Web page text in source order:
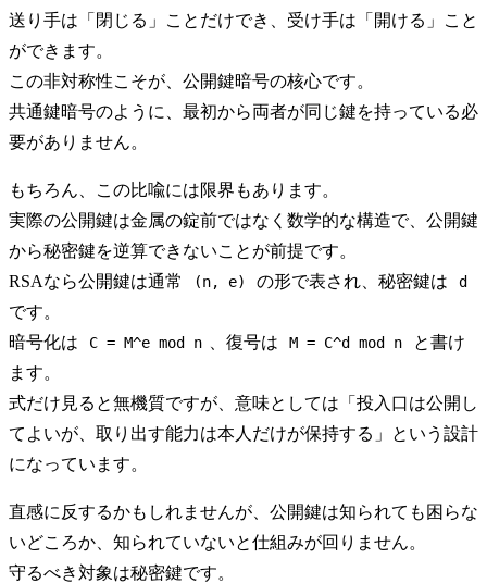
送り手は「閉じる」ことだけでき、受け手は「開ける」こと
ができます。
この非対称性こそが、公開鍵暗号の核心です。
共通鍵暗号のように、最初から両者が同じ鍵を持っている必
要がありません。
もちろん、この比喩には限界もあります。
実際の公開鍵は金属の錠前ではなく数学的な構造で、公開鍵
から秘密鍵を逆算できないことが前提です。
RSAなら公開鍵は通常
(n, e) の形で表され、秘密鍵は d
です。
暗号化は
C = M^e mod n 、復号は M = C^d mod n
と書け
ます。
式だけ見ると無機質ですが、意味としては「投入口は公開し
てよいが、取り出す能力は本人だけが保持する」という設計
になっています。
直感に反するかもしれませんが、公開鍵は知られても困らな
いどころか、知られていないと仕組みが回りません。
守るべき対象は秘密鍵です。